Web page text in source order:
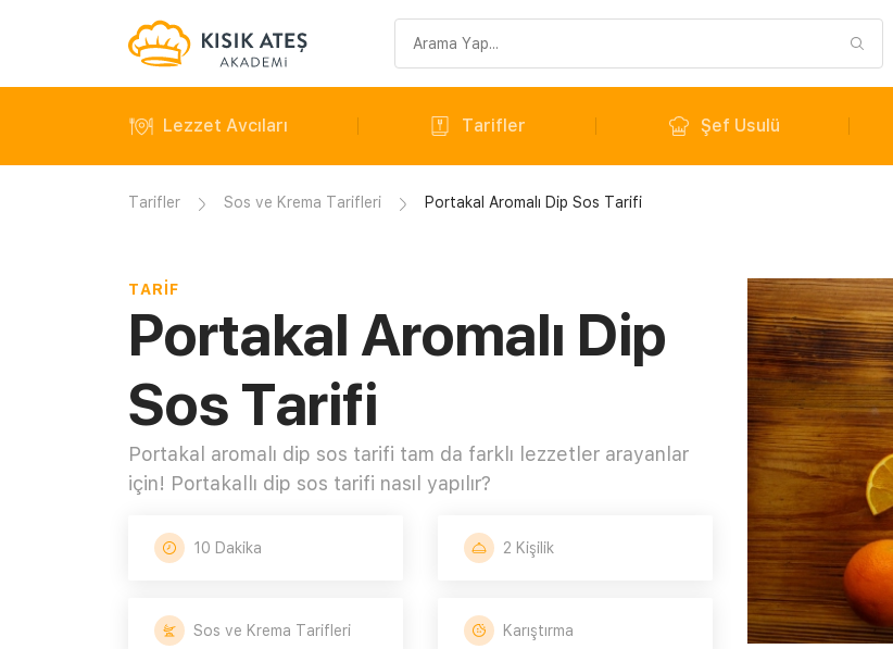
sorgusu
Lezzet Avcıları Tarifler Şef Usulü
Tarifler Sos ve Krema Tarifleri Portakal Aromalı Dip Sos Tarifi
TARIF
Portakal Aromalı Dip
Sos Tarifi
Portakal aromalı dip sos tarifi tam da farklı lezzetler arayanlar
için! Portakallı dip sos tarifi nasıl yapılır?
10 Dakika 2 Kişilik
Sos ve Krema Tarifleri Karıştırma